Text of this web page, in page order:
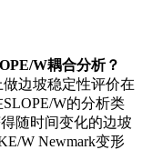
W耦合分析？
边坡稳定性评价在
W的分析类
随时间变化的边坡
W Newmark变形